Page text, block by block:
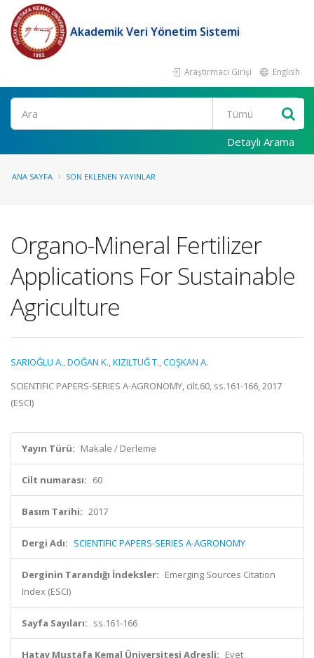
Akademik Veri Yönetim Sistemi
Araştırmacı Girişi English
Ara
Detaylı Arama
ANA SAYFA SON EKLENEN YAYINLAR
Organo-Mineral Fertilizer
Applications For Sustainable
Agriculture
SARIOĞLU A.,DOĞAN K.,KIZILTUĞ T.,COŞKAN A.
SCIENTIFIC PAPERS-SERIES A-AGRONOMY, cilt.60, ss.161-166, 2017
(ESCI)
Yayın Türü: Makale / Derleme
Cilt numarası: 60
Basım Tarihi: 2017
Dergi Adı: SCIENTIFIC PAPERS-SERIES A-AGRONOMY
Derginin Tarandığı İndeksler: Emerging Sources Citation
Index (ESCI)
Sayfa Sayıları: ss.161-166
Hatay Mustafa Kemal Üniversitesi Adresli: Evet